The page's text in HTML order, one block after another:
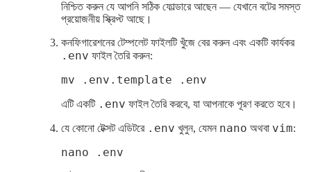
নিশ্চিত করুন যে আপনি সঠিক ফোল্ডারে আছেন — যেখানে বটের সমস্ত
প্রয়োজনীয় স্ক্রিপ্ট আছে।
কনফিগারেশনের টেম্পলেট ফাইলটি খুঁজে বের করুন এবং একটি কার্যকর
.env ফাইল তৈরি করুন:
mv .env.template .env
এটি একটি .env ফাইল তৈরি করবে, যা আপনাকে পূরণ করতে হবে।
যে কোনো টেক্সট এডিটরে .env খুলুন, যেমন nano অথবা vim:
nano .env